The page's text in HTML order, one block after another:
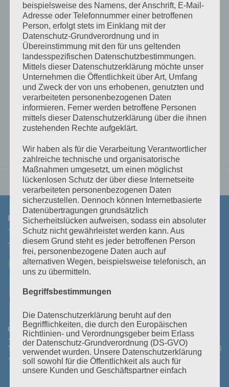
MPPT CHARGE CONTROLLERS
BlueSolar MPPT 75/10
Retail
€48,00 inkl 20% Mwst
5-9 Werktage
IN DEN WARENKORB
KONTAKT
Tel: +43 3464 30 505Mail:office@polz.at
Öffnungszeiten Abhollager:Montag bis Donnerstag:
- 11:30 Uhr und 14:00 - 16:45 UhrFreitag:08:30 - 13:30 Uhr
Telefonische Erreichbarkeit:Montag bis Donnerstag:08:00
- 12:00 Uhr und 13:30 - 18:00 UhrFreitag:08:00 - 14:00 Uhr
beispielsweise des Namens, der Anschrift, E-Mail-
Adresse oder Telefonnummer einer betroffenen
Person, erfolgt stets im Einklang mit der
Datenschutz-Grundverordnung und in
Übereinstimmung mit den für uns geltenden
landesspezifischen Datenschutzbestimmungen.
Mittels dieser Datenschutzerklärung möchte unser
Unternehmen die Öffentlichkeit über Art, Umfang
und Zweck der von uns erhobenen, genutzten und
verarbeiteten personenbezogenen Daten
informieren. Ferner werden betroffene Personen
mittels dieser Datenschutzerklärung über die ihnen
zustehenden Rechte aufgeklärt.
Wir haben als für die Verarbeitung Verantwortlicher
zahlreiche technische und organisatorische
Maßnahmen umgesetzt, um einen möglichst
lückenlosen Schutz der über diese Internetseite
verarbeiteten personenbezogenen Daten
sicherzustellen. Dennoch können Internetbasierte
Datenübertragungen grundsätzlich
Sicherheitslücken aufweisen, sodass ein absoluter
Schutz nicht gewährleistet werden kann. Aus
diesem Grund steht es jeder betroffenen Person
frei, personenbezogene Daten auch auf
alternativen Wegen, beispielsweise telefonisch, an
uns zu übermitteln.
Begriffsbestimmungen
Die Datenschutzerklärung beruht auf den
Begrifflichkeiten, die durch den Europäischen
Richtlinien- und Verordnungsgeber beim Erlass
der Datenschutz-Grundverordnung (DS-GVO)
verwendet wurden. Unsere Datenschutzerklärung
soll sowohl für die Öffentlichkeit als auch für
unsere Kunden und Geschäftspartner einfach